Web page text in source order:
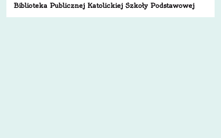
Biblioteka Publicznej Katolickiej Szkoły Podstawowej